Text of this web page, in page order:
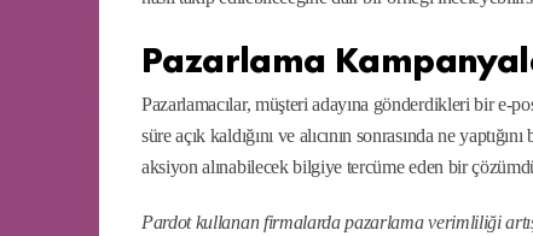
Pazarlama
Pazarlamacılar, müşteri adayına gönderdikleri bir e-
süre açık kaldığını ve alıcının sonrasında ne
aksiyon alınabilecek bilgiye tercüme eden bir
Pardot kullanan firmalarda pazarlama verimliliği